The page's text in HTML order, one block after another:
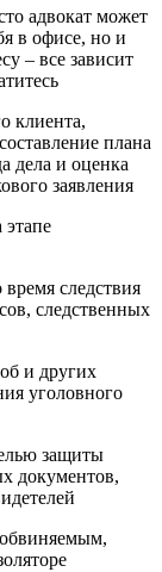
адвокат может
в офисе, но и
– все зависит
клиента,
плана
дела и оценка
заявления
следствия
следственных
и других
уголовного
защиты
документов,